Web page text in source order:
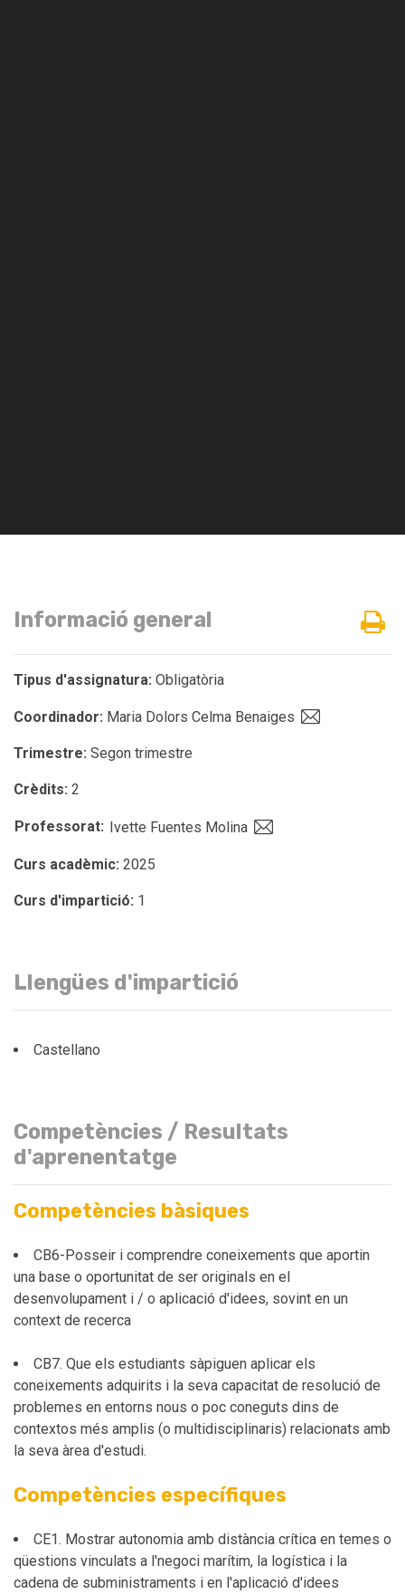
Informació general
Tipus d'assignatura: Obligatòria
Coordinador: Maria Dolors Celma Benaiges
Trimestre: Segon trimestre
Crèdits: 2
Professorat: Ivette Fuentes Molina
Curs acadèmic: 2025
Curs d'impartició: 1
Llengües d'impartició
Castellano
Competències / Resultats
d'aprenentatge
Competències bàsiques
CB6-Posseir i comprendre coneixements que aportin
una base o oportunitat de ser originals en el
desenvolupament i / o aplicació d'idees, sovint en un
context de recerca
CB7. Que els estudiants sàpiguen aplicar els
coneixements adquirits i la seva capacitat de resolució de
problemes en entorns nous o poc coneguts dins de
contextos més amplis (o multidisciplinaris) relacionats amb
la seva àrea d'estudi.
Competències específiques
CE1. Mostrar autonomia amb distància crítica en temes o
qüestions vinculats a l'negoci marítim, la logística i la
cadena de subministraments i en l'aplicació d'idees